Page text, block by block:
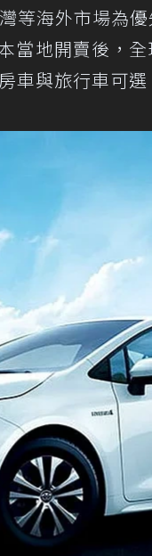
等海外市場為
當地開賣後，
車與旅行車可選